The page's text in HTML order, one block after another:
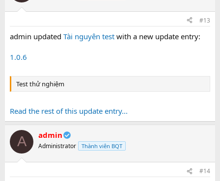
#13
admin updated Tài nguyên test with a new update entry:
1.0.6
Test thử nghiệm
Read the rest of this update entry...
A admin
Administrator Thành viên BQT
#14